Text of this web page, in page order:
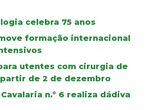
celebra 75 anos
formação internacional
utentes com cirurgia de
de 2 de dezembro
n.º 6 realiza dádiva